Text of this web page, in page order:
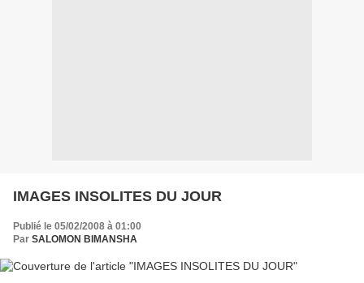
IMAGES INSOLITES DU JOUR
Publié le 05/02/2008 à 01:00
Par SALOMON BIMANSHA